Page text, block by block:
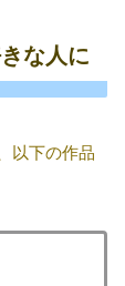
な人に
以下の作品